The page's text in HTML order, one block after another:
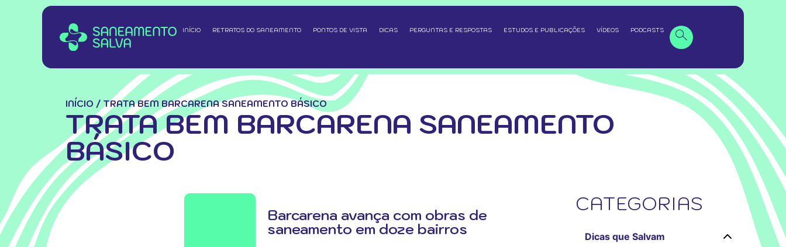
INÍCIO RETRATOS DO SANEAMENTO PONTOS DE VISTA DICAS PERGUNTAS E RESPOSTAS ESTUDOS E PUBLICAÇÕES VÍDEOS PODCASTS
INÍCIO / TRATA BEM BARCARENA SANEAMENTO BÁSICO
TRATA BEM BARCARENA SANEAMENTO
BÁSICO
Barcarena avança com obras de
saneamento em doze bairros
CATEGORIAS
Dicas que Salvam